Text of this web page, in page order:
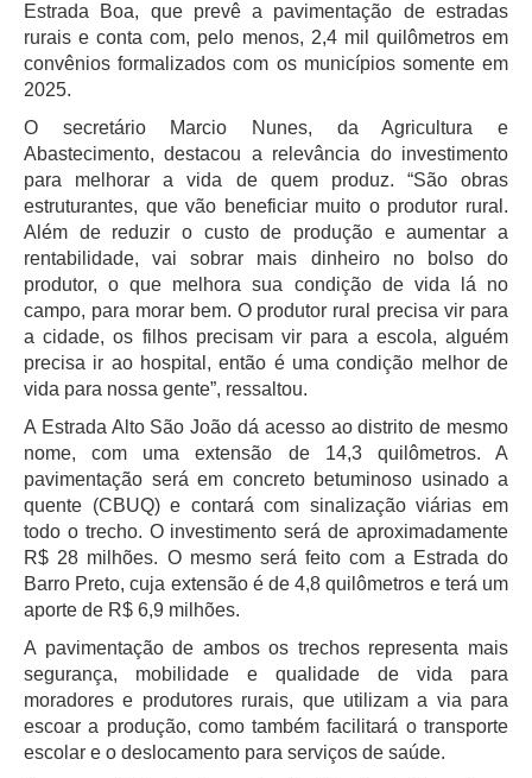
Estrada Boa, que prevê a pavimentação de estradas
rurais e conta com, pelo menos, 2,4 mil quilômetros em
convênios formalizados com os municípios somente em
2025.
O secretário Marcio Nunes, da Agricultura e
Abastecimento, destacou a relevância do investimento
para melhorar a vida de quem produz. “São obras
estruturantes, que vão beneficiar muito o produtor rural.
Além de reduzir o custo de produção e aumentar a
rentabilidade, vai sobrar mais dinheiro no bolso do
produtor, o que melhora sua condição de vida lá no
campo, para morar bem. O produtor rural precisa vir para
a cidade, os filhos precisam vir para a escola, alguém
precisa ir ao hospital, então é uma condição melhor de
vida para nossa gente”, ressaltou.
A Estrada Alto São João dá acesso ao distrito de mesmo
nome, com uma extensão de 14,3 quilômetros. A
pavimentação será em concreto betuminoso usinado a
quente (CBUQ) e contará com sinalização viárias em
todo o trecho. O investimento será de aproximadamente
R$ 28 milhões. O mesmo será feito com a Estrada do
Barro Preto, cuja extensão é de 4,8 quilômetros e terá um
aporte de R$ 6,9 milhões.
A pavimentação de ambos os trechos representa mais
segurança, mobilidade e qualidade de vida para
moradores e produtores rurais, que utilizam a via para
escoar a produção, como também facilitará o transporte
escolar e o deslocamento para serviços de saúde.